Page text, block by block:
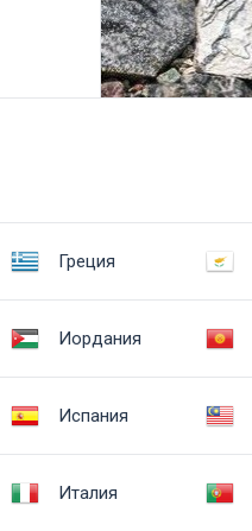
Греция
Иордания
Испания
Италия